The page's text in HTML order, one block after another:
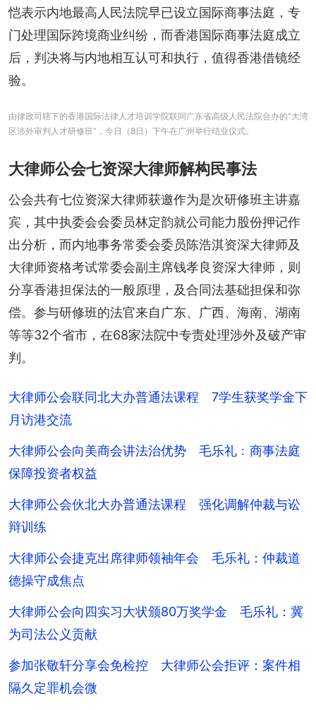
恺表示内地最高人民法院早已设立国际商事法庭，专
门处理国际跨境商业纠纷，而香港国际商事法庭成立
后，判决将与内地相互认可和执行，值得香港借镜经
验。
由律政司辖下的香港国际法律人才培训学院联同广东省高级人民法院合办的“大湾
区涉外审判人才研修班”，今日（8日）下午在广州举行结业仪式。
大律师公会七资深大律师解构民事法
公会共有七位资深大律师获邀作为是次研修班主讲嘉
宾，其中执委会会委员林定韵就公司能力股份押记作
出分析，而内地事务常委会委员陈浩淇资深大律师及
大律师资格考试常委会副主席钱孝良资深大律师，则
分享香港担保法的一般原理，及合同法基础担保和弥
偿。参与研修班的法官来自广东、广西、海南、湖南
等等32个省市，在68家法院中专责处理涉外及破产审
判。
大律师公会联同北大办普通法课程 7学生获奖学金下
月访港交流
大律师公会向美商会讲法治优势 毛乐礼﹕商事法庭
保障投资者权益
大律师公会伙北大办普通法课程 强化调解仲裁与讼
辩训练
大律师公会捷克出席律师领袖年会 毛乐礼：仲裁道
德操守成焦点
大律师公会向四实习大状颁80万奖学金 毛乐礼：冀
为司法公义贡献
参加张敬轩分享会免检控 大律师公会拒评：案件相
隔久定罪机会微